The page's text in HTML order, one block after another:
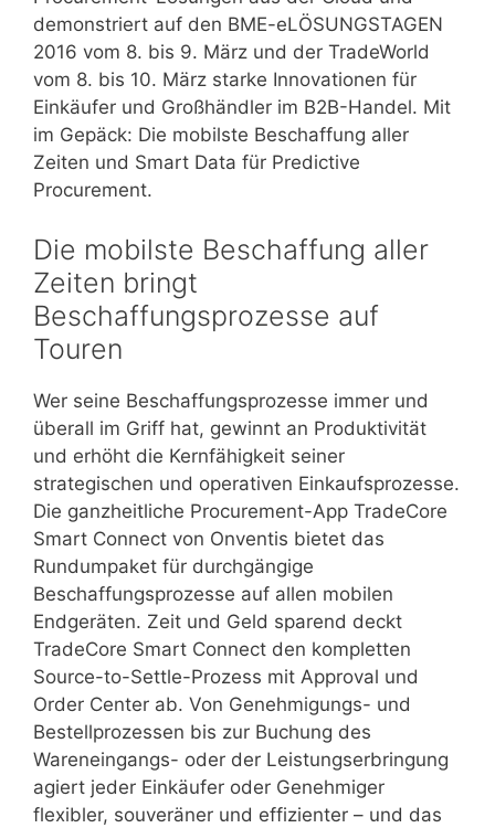
demonstriert auf den BME-eLÖSUNGSTAGEN
2016 vom 8. bis 9. März und der TradeWorld
vom 8. bis 10. März starke Innovationen für
Einkäufer und Großhändler im B2B-Handel. Mit
im Gepäck: Die mobilste Beschaffung aller
Zeiten und Smart Data für Predictive
Procurement.
Die mobilste Beschaffung aller
Zeiten bringt
Beschaffungsprozesse auf
Touren
Wer seine Beschaffungsprozesse immer und
überall im Griff hat, gewinnt an Produktivität
und erhöht die Kernfähigkeit seiner
strategischen und operativen Einkaufsprozesse.
Die ganzheitliche Procurement-App TradeCore
Smart Connect von Onventis bietet das
Rundumpaket für durchgängige
Beschaffungsprozesse auf allen mobilen
Endgeräten. Zeit und Geld sparend deckt
TradeCore Smart Connect den kompletten
Source-to-Settle-Prozess mit Approval und
Order Center ab. Von Genehmigungs- und
Bestellprozessen bis zur Buchung des
Wareneingangs- oder der Leistungserbringung
agiert jeder Einkäufer oder Genehmiger
flexibler, souveräner und effizienter – und das